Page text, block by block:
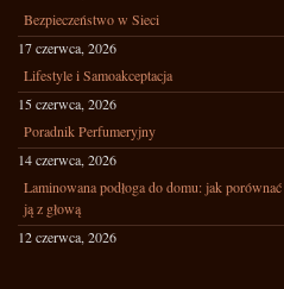
Bezpieczeństwo w Sieci
17 czerwca, 2026
Lifestyle i Samoakceptacja
15 czerwca, 2026
Poradnik Perfumeryjny
14 czerwca, 2026
Laminowana podłoga do domu: jak porównać
ją z głową
12 czerwca, 2026